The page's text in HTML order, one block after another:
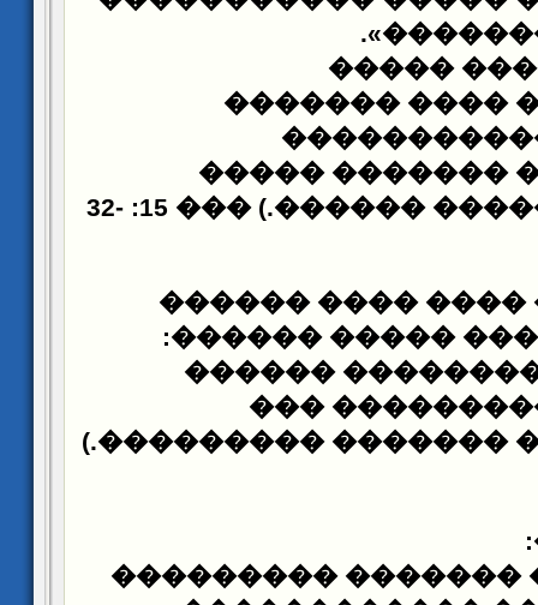
�������
�����������
���������
�����������
�������� ������.) ��� 15: 32-
������� ��� ����
����� �����
«���������
�������
�����������
:
������� ���������